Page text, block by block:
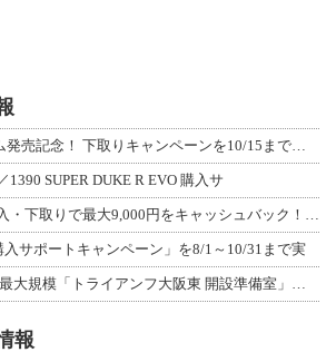
1390 SUPER DUKE R EVO 購入サ
入サポートキャンペーン」を8/1～10/31まで実
報